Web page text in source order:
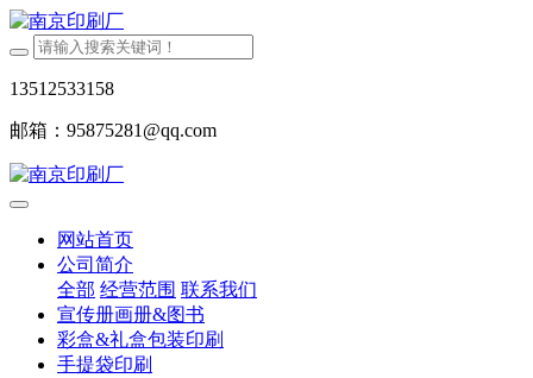
13512533158
邮箱：95875281@qq.com
网站首页
公司简介
全部 经营范围 联系我们
宣传册画册&图书
彩盒&礼盒包装印刷
手提袋印刷